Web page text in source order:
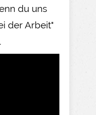
du uns
der Arbeit"